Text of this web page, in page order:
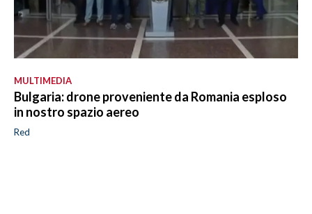
MULTIMEDIA
Bulgaria: drone proveniente da Romania esploso
in nostro spazio aereo
Red